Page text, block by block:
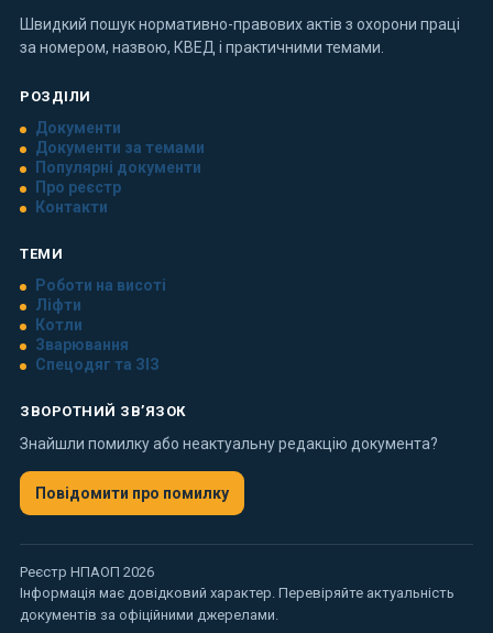
Швидкий пошук нормативно-правових актів з охорони праці
за номером, назвою, КВЕД і практичними темами.
РОЗДІЛИ
Документи
Документи за темами
Популярні документи
Про реєстр
Контакти
ТЕМИ
Роботи на висоті
Ліфти
Котли
Зварювання
Спецодяг та ЗІЗ
ЗВОРОТНИЙ ЗВ’ЯЗОК
Знайшли помилку або неактуальну редакцію документа?
Повідомити про помилку
Реєстр НПАОП 2026
Інформація має довідковий характер. Перевіряйте актуальність
документів за офіційними джерелами.